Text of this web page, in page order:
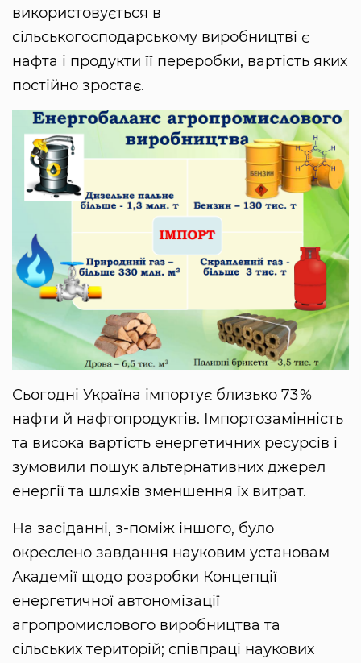
використовується в
сільськогосподарському виробництві є
нафта і продукти її переробки, вартість яких
постійно зростає.
Сьогодні Україна імпортує близько 73 %
нафти й нафтопродуктів. Імпортозамінність
та висока вартість енергетичних ресурсів і
зумовили пошук альтернативних джерел
енергії та шляхів зменшення їх витрат.
На засіданні, з-поміж іншого, було
окреслено завдання науковим установам
Академії щодо розробки Концепції
енергетичної автономізації
агропромислового виробництва та
сільських територій; співпраці наукових